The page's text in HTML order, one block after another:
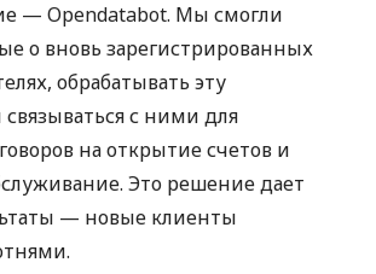
— Opendatabot. Мы смогли
о вновь зарегистрированных
обрабатывать эту
с ними для
на открытие счетов и
Это решение дает
— новые клиенты